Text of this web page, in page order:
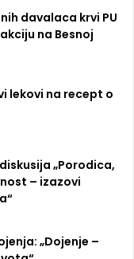
davalaca krvi PU
na Besnoj
lekovi na recept o
„Porodica,
– izazovi
„Dojenje –